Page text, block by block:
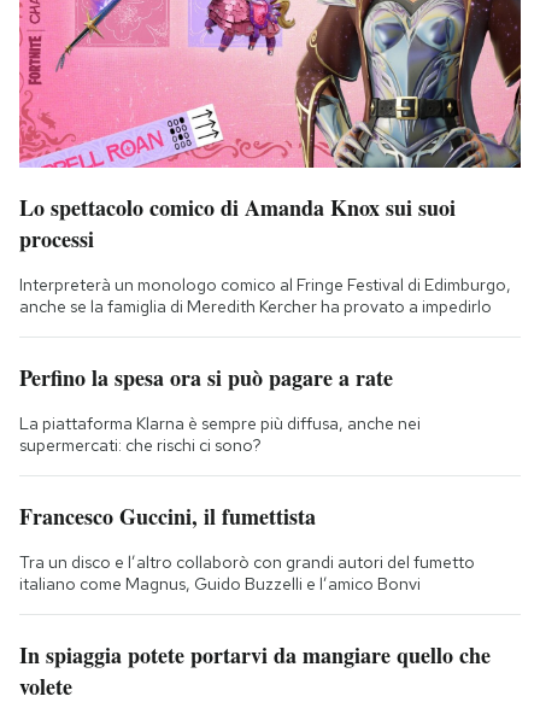
Lo spettacolo comico di Amanda Knox sui suoi
processi
Interpreterà un monologo comico al Fringe Festival di Edimburgo,
anche se la famiglia di Meredith Kercher ha provato a impedirlo
Perfino la spesa ora si può pagare a rate
La piattaforma Klarna è sempre più diffusa, anche nei
supermercati: che rischi ci sono?
Francesco Guccini, il fumettista
Tra un disco e l’altro collaborò con grandi autori del fumetto
italiano come Magnus, Guido Buzzelli e l’amico Bonvi
In spiaggia potete portarvi da mangiare quello che
volete